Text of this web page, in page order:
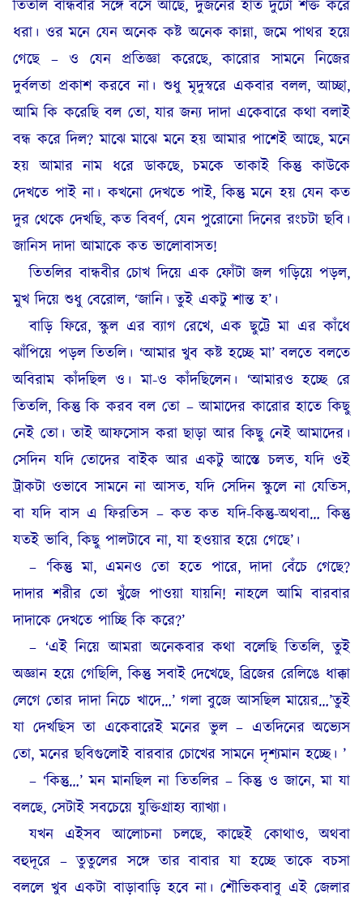
তিতলি বান্ধবীর সঙ্গে বসে আছে, দুজনের হাত দুটো শক্ত করে
ধরা। ওর মনে যেন অনেক কষ্ট অনেক কান্না, জমে পাথর হয়ে
গেছে – ও যেন প্রতিজ্ঞা করেছে, কারোর সামনে নিজের
দুর্বলতা প্রকাশ করবে না। শুধু মৃদুস্বরে একবার বলল, আচ্ছা,
আমি কি করেছি বল তো, যার জন্য দাদা একেবারে কথা বলাই
বন্ধ করে দিল? মাঝে মাঝে মনে হয় আমার পাশেই আছে, মনে
হয় আমার নাম ধরে ডাকছে, চমকে তাকাই কিন্তু কাউকে
দেখতে পাই না। কখনো দেখতে পাই, কিন্তু মনে হয় যেন কত
দুর থেকে দেখছি, কত বিবর্ণ, যেন পুরোনো দিনের রংচটা ছবি।
জানিস দাদা আমাকে কত ভালোবাসত!
তিতলির বান্ধবীর চোখ দিয়ে এক ফোঁটা জল গড়িয়ে পড়ল,
মুখ দিয়ে শুধু বেরোল, ‘জানি। তুই একটু শান্ত হ’।
বাড়ি ফিরে, স্কুল এর ব্যাগ রেখে, এক ছুট্টে মা এর কাঁধে
ঝাঁপিয়ে পড়ল তিতলি। ‘আমার খুব কষ্ট হচ্ছে মা’ বলতে বলতে
অবিরাম কাঁদছিল ও। মা-ও কাঁদছিলেন। ‘আমারও হচ্ছে রে
তিতলি, কিন্তু কি করব বল তো – আমাদের কারোর হাতে কিছু
নেই তো। তাই আফসোস করা ছাড়া আর কিছু নেই আমাদের।
সেদিন যদি তোদের বাইক আর একটু আস্তে চলত, যদি ওই
ট্রাকটা ওভাবে সামনে না আসত, যদি সেদিন স্কুলে না যেতিস,
বা যদি বাস এ ফিরতিস – কত কত যদি-কিন্তু-অথবা… কিন্তু
যতই ভাবি, কিছু পালটাবে না, যা হওয়ার হয়ে গেছে’।
– ‘কিন্তু মা, এমনও তো হতে পারে, দাদা বেঁচে গেছে?
দাদার শরীর তো খুঁজে পাওয়া যায়নি! নাহলে আমি বারবার
দাদাকে দেখতে পাচ্ছি কি করে?’
– ‘এই নিয়ে আমরা অনেকবার কথা বলেছি তিতলি, তুই
অজ্ঞান হয়ে গেছিলি, কিন্তু সবাই দেখেছে, ব্রিজের রেলিঙে ধাক্কা
লেগে তোর দাদা নিচে খাদে…’ গলা বুজে আসছিল মায়ের…’তুই
যা দেখছিস তা একেবারেই মনের ভুল – এতদিনের অভ্যেস
তো, মনের ছবিগুলোই বারবার চোখের সামনে দৃশ্যমান হচ্ছে। ’
– ‘কিন্তু…’ মন মানছিল না তিতলির – কিন্তু ও জানে, মা যা
বলছে, সেটাই সবচেয়ে যুক্তিগ্রাহ্য ব্যাখ্যা।
যখন এইসব আলোচনা চলছে, কাছেই কোথাও, অথবা
বহুদূরে – তুতুলের সঙ্গে তার বাবার যা হচ্ছে তাকে বচসা
বললে খুব একটা বাড়াবাড়ি হবে না। শৌভিকবাবু এই জেলার